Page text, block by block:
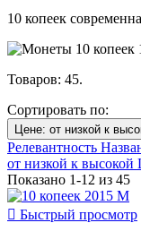
10 копеек
Товаров: 45.
Сортировать по:
Цене: от низкой к
Релевантность
от низкой к высокой
Показано 1-12 из 45
 Быстрый просмотр